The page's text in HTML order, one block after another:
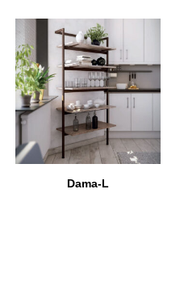
Dama-L